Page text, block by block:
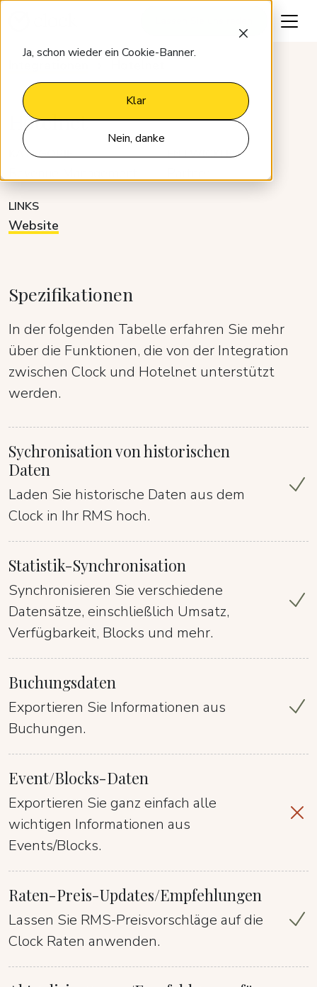
Ja, schon wieder ein Cookie-Banner.
Klar
Nein, danke
Hotelnet
KATEGORIE ENTWICKLER
LINKS
Website
Spezifikationen
In der folgenden Tabelle erfahren Sie mehr
über die Funktionen, die von der Integration
zwischen Clock und Hotelnet unterstützt
werden.
Sychronisation von historischen
Daten
Laden Sie historische Daten aus dem
Clock in Ihr RMS hoch.
Statistik-Synchronisation
Synchronisieren Sie verschiedene
Datensätze, einschließlich Umsatz,
Verfügbarkeit, Blocks und mehr.
Buchungsdaten
Exportieren Sie Informationen aus
Buchungen.
Event/Blocks-Daten
Exportieren Sie ganz einfach alle
wichtigen Informationen aus
Events/Blocks.
Raten-Preis-Updates/Empfehlungen
Lassen Sie RMS-Preisvorschläge auf die
Clock Raten anwenden.